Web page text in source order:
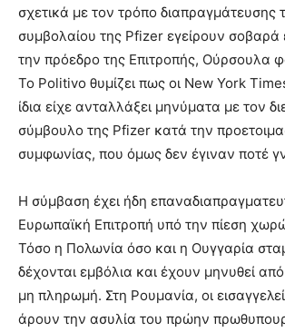
σχετικά με τον τρόπο διαπραγμάτευσης
συμβολαίου της Pfizer εγείρουν σοβαρά
την πρόεδρο της Επιτροπής, Ούρσουλα
Το Politivo θυμίζει πως οι New York
ίδια είχε ανταλλάξει μηνύματα με τον
σύμβουλο της Pfizer κατά την
συμφωνίας, που όμως δεν έγιναν ποτέ
Η σύμβαση έχει ήδη
Ευρωπαϊκή Επιτροπή υπό την πίεση
Τόσο η Πολωνία όσο και η Ουγγαρία
δέχονται εμβόλια και έχουν μηνυθεί
μη πληρωμή. Στη Ρουμανία, οι
άρουν την ασυλία του πρώην